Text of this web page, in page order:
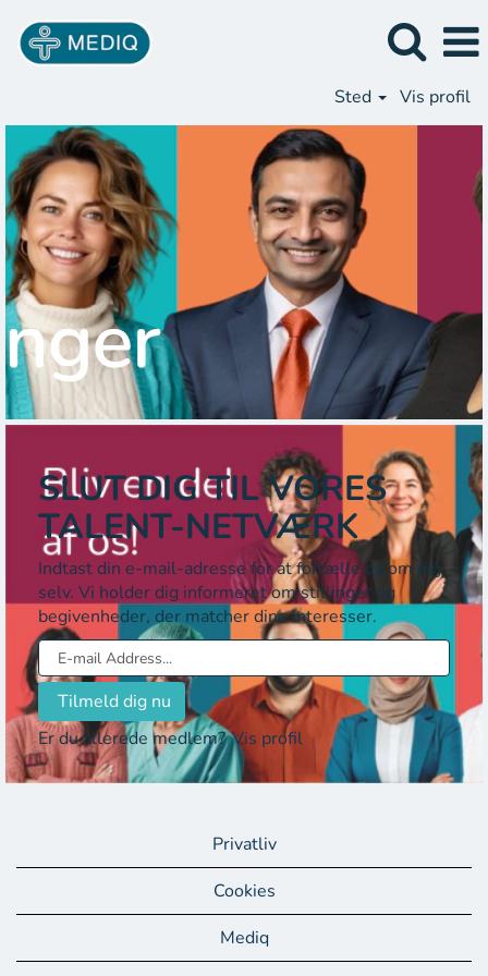
Sted Vis profil
Alle
ledige
stillinger
SLUT DIG TIL VORES
TALENT-NETVÆRK
Indtast din e-mail-adresse for at fortælle os om dig
selv. Vi holder dig informeret om stillinger og
begivenheder, der matcher dine interesser.
Er du allerede medlem? Vis profil
Privatliv
Cookies
Mediq